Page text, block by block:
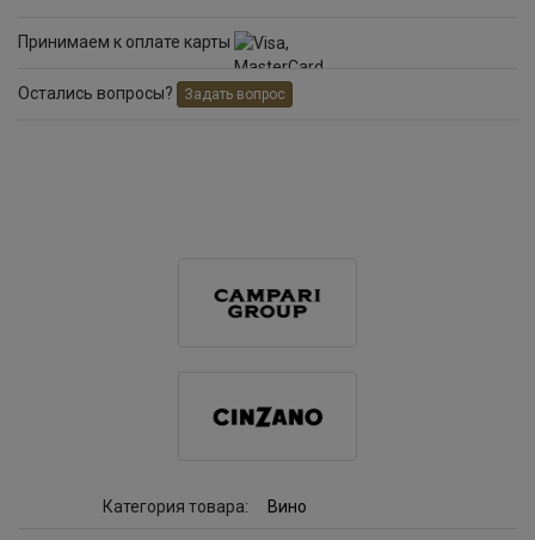
Принимаем к оплате карты
Остались вопросы? Задать вопрос
Категория товара: Вино